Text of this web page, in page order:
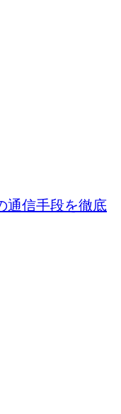
通信手段を徹底